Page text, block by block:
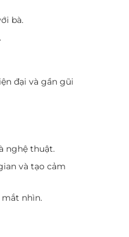
bà.
đại và gần gũi
nghệ thuật.
và tạo cảm
mắt nhìn.